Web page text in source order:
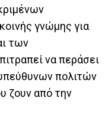
γνώμης για
των
να περάσει
πολιτών
ζουν από την